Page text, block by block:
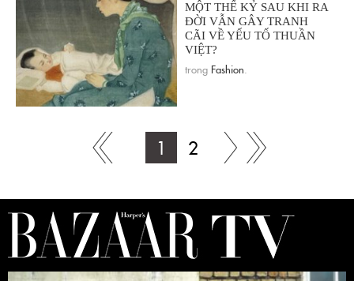
MỘT THẾ KỶ SAU KHI RA
ĐỜI VẪN GÂY TRANH
CÃI VỀ YẾU TỐ THUẦN
VIỆT?
trong Fashion
1 2